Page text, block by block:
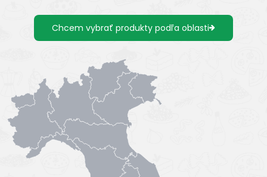
Chcem vybrať produkty podľa oblasti